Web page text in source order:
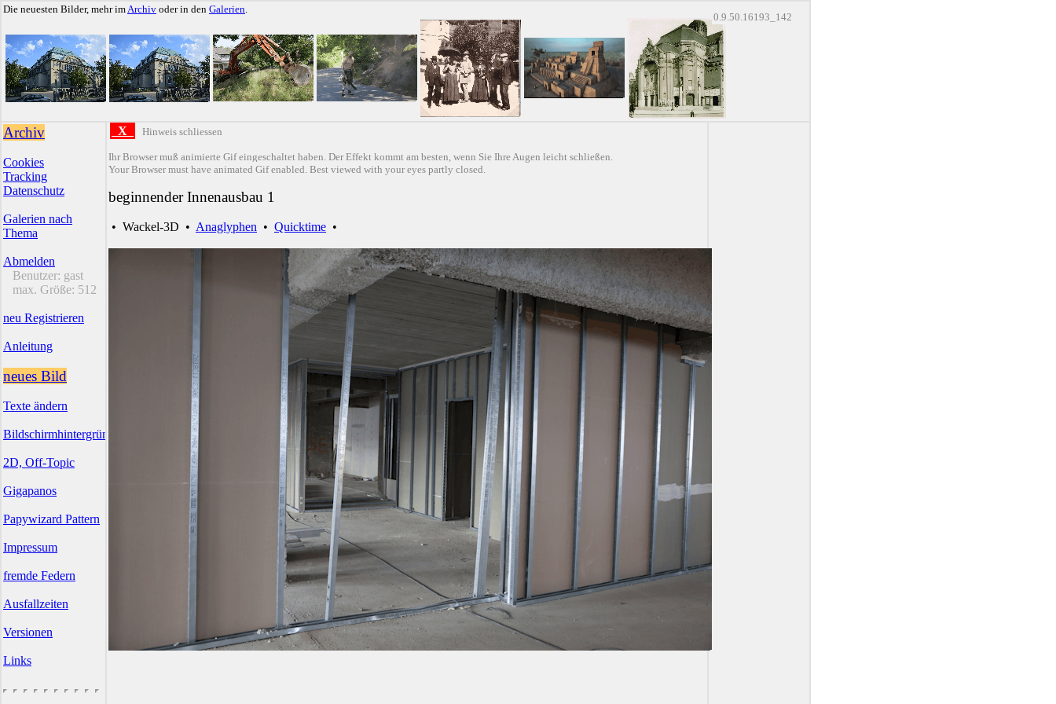
Die neuesten Bilder, mehr imArchiv oder in den Galerien.
0.9.50.16193_142
Archiv
Cookies
Tracking
Datenschutz
Galerien nach
Thema
Abmelden
Benutzer: gast
max. Größe: 512
neu Registrieren
Anleitung
neues Bild
Texte ändern
Bildschirmhintergründe
2D, Off-Topic
Gigapanos
Papywizard Pattern
Impressum
fremde Federn
Ausfallzeiten
Versionen
Links
X Hinweis schliessen
Ihr Browser muß animierte Gif eingeschaltet haben. Der Effekt kommt am besten, wenn Sie Ihre Augen leicht schließen.
Your Browser must have animated Gif enabled. Best viewed with your eyes partly closed.
beginnender Innenausbau 1
• Wackel-3D • Anaglyphen • Quicktime •